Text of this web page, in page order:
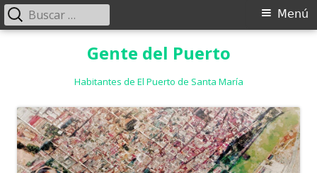
Gente del Puerto
Habitantes de El Puerto de Santa María
Menú
Menú
Buscar: